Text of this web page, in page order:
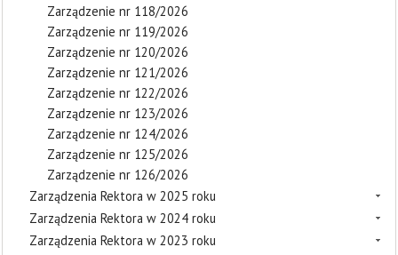
Zarządzenie nr 118/2026
Zarządzenie nr 119/2026
Zarządzenie nr 120/2026
Zarządzenie nr 121/2026
Zarządzenie nr 122/2026
Zarządzenie nr 123/2026
Zarządzenie nr 124/2026
Zarządzenie nr 125/2026
Zarządzenie nr 126/2026
Zarządzenia Rektora w 2025 roku
Zarządzenia Rektora w 2024 roku
Zarządzenia Rektora w 2023 roku